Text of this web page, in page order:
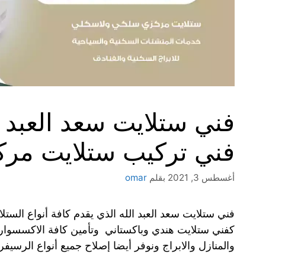
فني تركيب ستلايت
أغسطس 3, 2021 بقلم omar
فني ستلايت سعد العبد الله الذي يقدم كافة أنواع
كفني ستلايت هندي وباكستاني وتأمين كافة
والمنازل والابراج ونوفر أيضا إصلاح جميع أنواع